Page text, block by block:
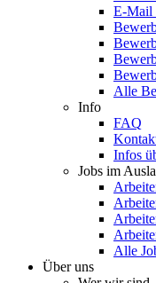
E-Mail
Alle
Info
FAQ
Infos
Jobs im
Alle
Über uns